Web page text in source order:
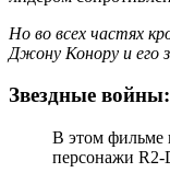
Но во всех частях
Джону Конору и его
Звездные
В этом фильме
персонажи R2-